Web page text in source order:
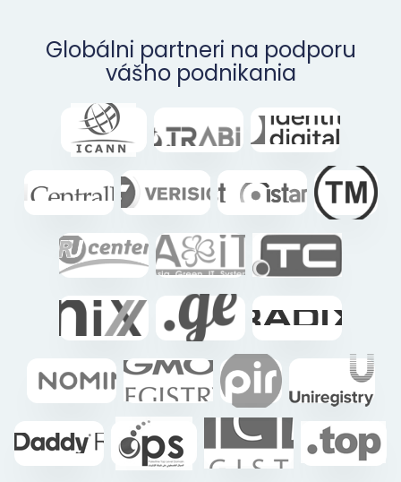
Globálni partneri na podporu
vášho podnikania